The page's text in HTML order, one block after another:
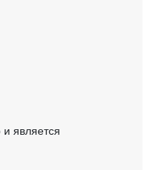
является